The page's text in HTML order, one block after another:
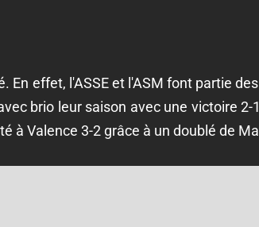
En effet, l'ASSE et l'ASM font partie
brio leur saison avec une victoire
à Valence 3-2 grâce à un doublé de